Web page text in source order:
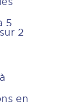
5
2
en